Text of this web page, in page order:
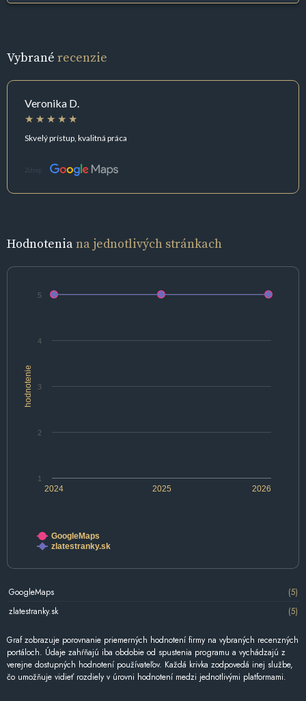
Vybrané recenzie
Veronika D.
Skvelý prístup, kvalitná práca
Zdroj:
Hodnoteniana jednotlivých stránkach
hodnotenie
2024 2025 2026
1
2
3
4
5
GoogleMaps
zlatestranky.sk
GoogleMaps
(5)
zlatestranky.sk
(5)
Graf zobrazuje porovnanie priemerných hodnotení firmy na vybraných recenzných
portáloch. Údaje zahŕňajú iba obdobie od spustenia programu a vychádzajú z
verejne dostupných hodnotení používateľov. Každá krivka zodpovedá inej službe,
čo umožňuje vidieť rozdiely v úrovni hodnotení medzi jednotlivými platformami.